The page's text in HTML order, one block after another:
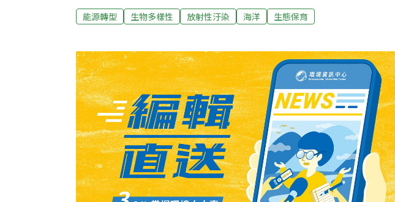
示了福島核事故雖然已經過去了17個月，嚴重的放射性污染仍然持續。
能源轉型 生物多樣性 放射性汙染 海洋 生態保育